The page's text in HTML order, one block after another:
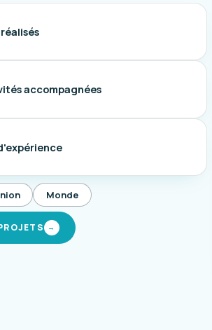
accompagnées
Monde
→